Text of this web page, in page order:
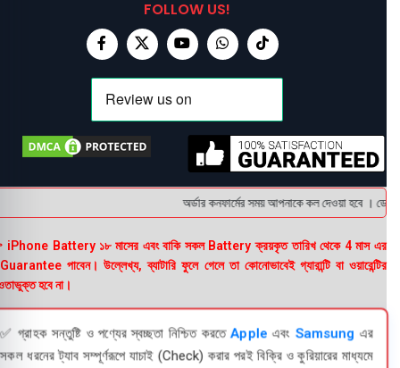
FOLLOW US!
অর্ডার কনফার্মের সময় আপনাকে কল দেওয়া হবে ।
Battery ১৮ মাসের এবং বাকি সকল Battery ক্রয়কৃত তারিখ থেকে 4 মাস এর
পাবেন। উল্লেখ্য, ব্যাটারি ফুলে গেলে তা কোনোভাবেই গ্যারান্টি বা ওয়ারেন্টির
হবে না।
✅ গ্রাহক সন্তুষ্টি ও পণ্যের স্বচ্ছতা নিশ্চিত করতেAppleএবং Samsungএর
সকল ধরনের ট্যাব সম্পূর্ণরূপে যাচাই (Check) করার পরই বিক্রি ও কুরিয়ারের মাধ্যমে